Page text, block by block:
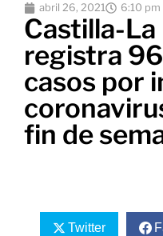
abril 26, 2021 6:10 pm
Castilla-
registra
casos por
fin de
Twitter